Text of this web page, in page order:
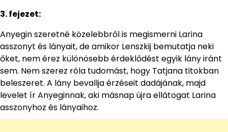
3. fejezet:
Anyegin szeretné közelebbről is megismerni Larina
asszonyt és lányait, de amikor Lenszkij bemutatja neki
őket, nem érez különösebb érdeklődést egyik lány iránt
sem. Nem szerez róla tudomást, hogy Tatjana titokban
beleszeret. A lány bevallja érzéseit dadájának, majd
levelet ír Anyeginnak, aki másnap újra ellátogat Larina
asszonyhoz és lányaihoz.